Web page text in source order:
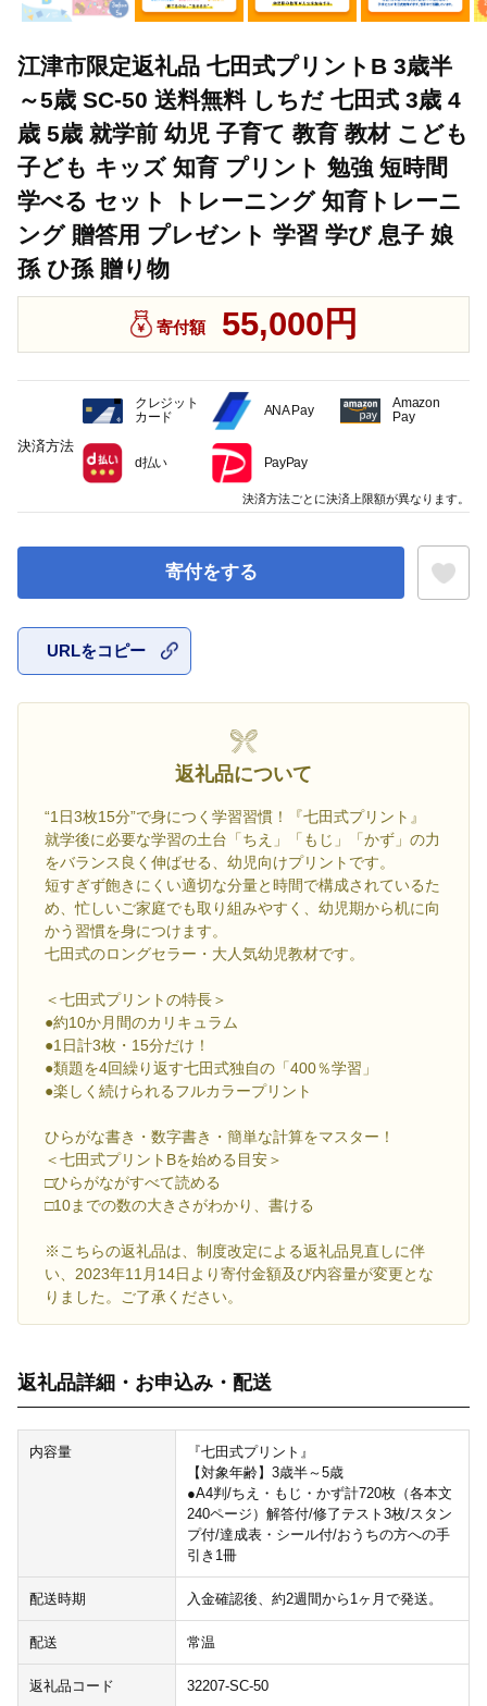
江津市限定返礼品 七田式プリントB 3歳半
～5歳 SC-50 送料無料 しちだ 七田式 3歳 4
歳 5歳 就学前 幼児 子育て 教育 教材 こども
子ども キッズ 知育 プリント 勉強 短時間
学べる セット トレーニング 知育トレーニ
ング 贈答用 プレゼント 学習 学び 息子 娘
孫 ひ孫 贈り物
寄付額 55,000円
寄付をする
URLをコピー
返礼品について
“1日3枚15分”で身につく学習習慣！『七田式プリント』
就学後に必要な学習の土台「ちえ」「もじ」「かず」の力
をバランス良く伸ばせる、幼児向けプリントです。
短すぎず飽きにくい適切な分量と時間で構成されているた
め、忙しいご家庭でも取り組みやすく、幼児期から机に向
かう習慣を身につけます。
七田式のロングセラー・大人気幼児教材です。
＜七田式プリントの特長＞
●約10か月間のカリキュラム
●1日計3枚・15分だけ！
●類題を4回繰り返す七田式独自の「400％学習」
●楽しく続けられるフルカラープリント
ひらがな書き・数字書き・簡単な計算をマスター！
＜七田式プリントBを始める目安＞
□ひらがながすべて読める
□10までの数の大きさがわかり、書ける
※こちらの返礼品は、制度改定による返礼品見直しに伴
い、2023年11月14日より寄付金額及び内容量が変更とな
りました。ご了承ください。
返礼品詳細・お申込み・配送
内容量
『七田式プリント』
【対象年齢】3歳半～5歳
●A4判/ちえ・もじ・かず計720枚（各本文
240ページ）解答付/修了テスト3枚/スタン
プ付/達成表・シール付/おうちの方への手
引き1冊
配送時期 入金確認後、約2週間から1ヶ月で発送。
配送 常温
返礼品コード 32207-SC-50
決済方法
クレジット
カード
ANA Pay
Amazon
Pay
d払い PayPay
決済方法ごとに決済上限額が異なります。